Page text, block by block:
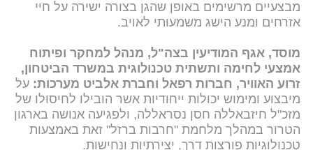
מבצעיים מרשימים באופן שהגן בצורה ישירה על חיי
אזרחים ומנע הישג משמעותי לאויב.
מוסד, אגף המודיעין בצה"ל, מנהל למחקר ופיתוח
אמצעי לחימה ותשתית טכנולוגית במשרד הביטחון,
זרוע האוויר, חברות רפאל וחברת אלביט מערכות: על
מיבצוע ומימוש יכולות ייחודיות אשר הובילו לחיסולו של
מזכ"ל חיזבאללה חסן נסראללה, ולפגיעה אנושה בארגון
הטרור במהלך מלחמת "חרבות ברזל" זאת באמצעות
טכנולוגיות פורצות דרך, יצירתיות ונחישות.